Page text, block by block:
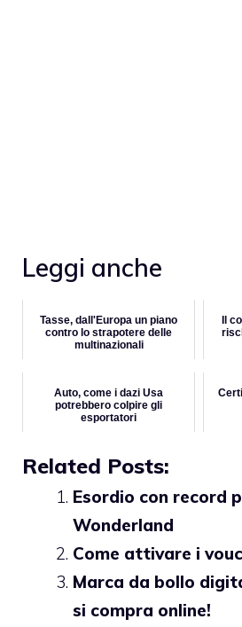
Leggi anche
Tasse, dall'Europa un piano
contro lo strapotere delle
multinazionali
Il
Auto, come i dazi Usa
potrebbero colpire gli
esportatori
Related Posts:
Esordio con record
Wonderland
Come attivare i
Marca da bollo
si compra online!